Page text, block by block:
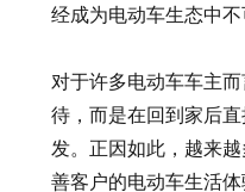
经成为电动车生态中不
对于许多电动车车主
待，而是在回到家后
发。正因如此，越来
善客户的电动车生活体